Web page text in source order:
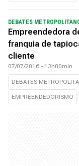
DEBATES
Empreendedora
franquia de
cliente
07/07/2016 - 13h00min
DEBATES
EMPREENDEDORISMO